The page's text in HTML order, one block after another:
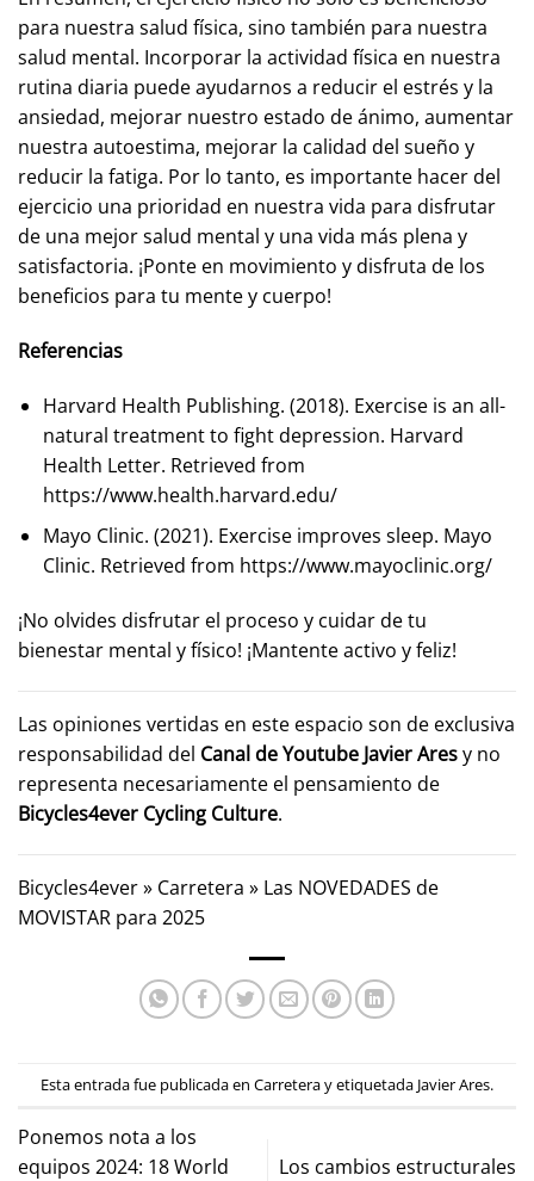
para nuestra salud física, sino también para nuestra
salud mental. Incorporar la actividad física en nuestra
rutina diaria puede ayudarnos a reducir el estrés y la
ansiedad, mejorar nuestro estado de ánimo, aumentar
nuestra autoestima, mejorar la calidad del sueño y
reducir la fatiga. Por lo tanto, es importante hacer del
ejercicio una prioridad en nuestra vida para disfrutar
de una mejor salud mental y una vida más plena y
satisfactoria. ¡Ponte en movimiento y disfruta de los
beneficios para tu mente y cuerpo!
Referencias
Harvard Health Publishing. (2018). Exercise is an all-
natural treatment to fight depression. Harvard
Health Letter. Retrieved from
https://www.health.harvard.edu/
Mayo Clinic. (2021). Exercise improves sleep. Mayo
Clinic. Retrieved from https://www.mayoclinic.org/
¡No olvides disfrutar el proceso y cuidar de tu
bienestar mental y físico! ¡Mantente activo y feliz!
Las opiniones vertidas en este espacio son de exclusiva
responsabilidad del Canal de Youtube Javier Aresy no
representa necesariamente el pensamiento de
Bicycles4ever Cycling Culture.
Bicycles4ever» Carretera » Las NOVEDADES de
MOVISTAR para 2025
Esta entrada fue publicada en Carreteray etiquetada Javier Ares.
Ponemos nota a los
equipos 2024: 18 World
Los cambios estructurales